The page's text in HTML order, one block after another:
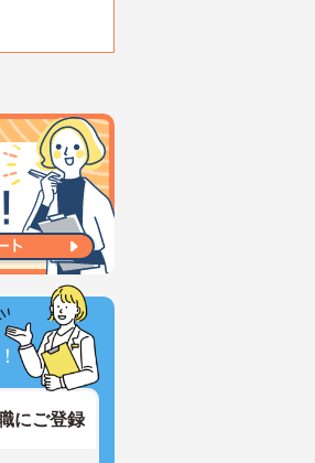
にご登録